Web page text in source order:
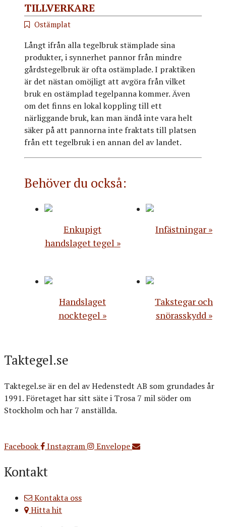
TILLVERKARE
Ostämplat
Långt ifrån alla tegelbruk stämplade sina
produkter, i synnerhet pannor från mindre
gårdstegelbruk är ofta ostämplade. I praktiken
är det nästan omöjligt att avgöra från vilket
bruk en ostämplad tegelpanna kommer. Även
om det finns en lokal koppling till ett
närliggande bruk, kan man ändå inte vara helt
säker på att pannorna inte fraktats till platsen
från ett tegelbruk i en annan del av landet.
Behöver du också:
Enkupigt
handslaget tegel
Infästningar
Handslaget
nocktegel
Takstegar och
snörasskydd
Taktegel.se
Taktegel.se är en del av Hedenstedt AB som grundades år
1991. Företaget har sitt säte i Trosa 7 mil söder om
Stockholm och har 7 anställda.
Facebook
Instagram Envelope
Kontakt
Kontakta oss
Hitta hit